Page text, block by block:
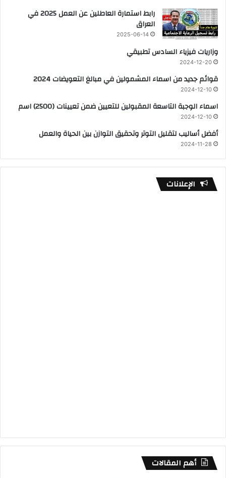
رابط استمارة العاطلين عن العمل 2025 في
العراق
2025-06-14
وزاريات فيزياء السادس تطبيقي
2024-12-20
قوائم جديد من اسماء المشمولين في مبالغ التعويضات 2024
2024-12-10
اسماء الوجبة التاسعة المقبولين للتعيين ضمن تعيينات (2500) اسم
2024-12-10
أفضل أساليب لتقليل التوتر وتحقيق التوازن بين الحياة والعمل
2024-11-28
الإعلانات
أهم المقالات